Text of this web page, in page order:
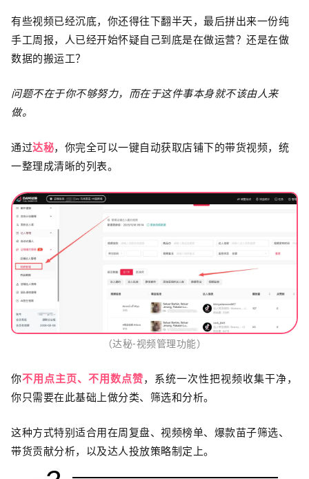
有些视频已经沉底，你还得往下翻半天，最后拼出来一份纯
手工周报，人已经开始怀疑自己到底是在做运营？还是在做
数据的搬运工？
问题不在于你不够努力，而在于这件事本身就不该由人来
做。
通过达秘，你完全可以一键自动获取店铺下的带货视频，统
一整理成清晰的列表。
（达秘-视频管理功能）
你不用点主页、不用数点赞，系统一次性把视频收集干净，
你只需要在此基础上做分类、筛选和分析。
这种方式特别适合用在周复盘、视频榜单、爆款苗子筛选、
带货贡献分析，以及达人投放策略制定上。